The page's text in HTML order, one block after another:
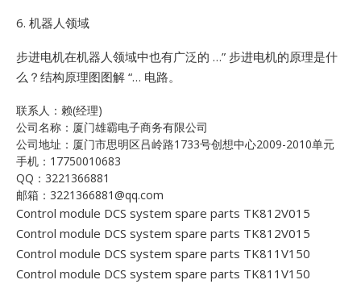
6. 机器人领域
步进电机在机器人领域中也有广泛的 …” 步进电机的原理是什
么？结构原理图图解 “… 电路。
联系人：赖(经理)
公司名称：厦门雄霸电子商务有限公司
公司地址：厦门市思明区吕岭路1733号创想中心2009-2010单元
手机：17750010683
QQ：3221366881
邮箱：3221366881@qq.com
Control module DCS system spare parts TK812V015
Control module DCS system spare parts TK812V015
Control module DCS system spare parts TK811V150
Control module DCS system spare parts TK811V150